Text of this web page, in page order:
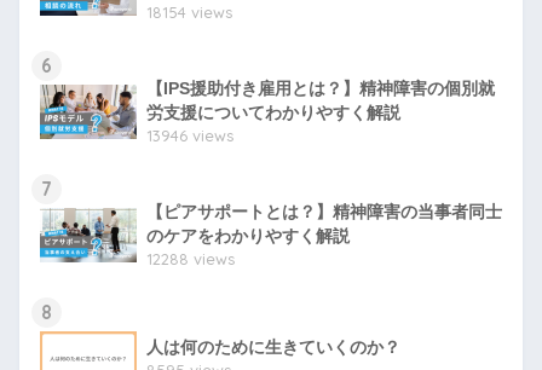
18154 views
6
【IPS援助付き雇用とは？】精神障害の個別就
労支援についてわかりやすく解説
13946 views
7
【ピアサポートとは？】精神障害の当事者同士
のケアをわかりやすく解説
12288 views
8
人は何のために生きていくのか？